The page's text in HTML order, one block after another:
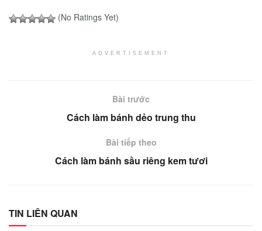
(No Ratings Yet)
ADVERTISEMENT
Bài trước
Cách làm bánh dẻo trung thu
Bài tiếp theo
Cách làm bánh sầu riêng kem tươi
TIN LIÊN QUAN